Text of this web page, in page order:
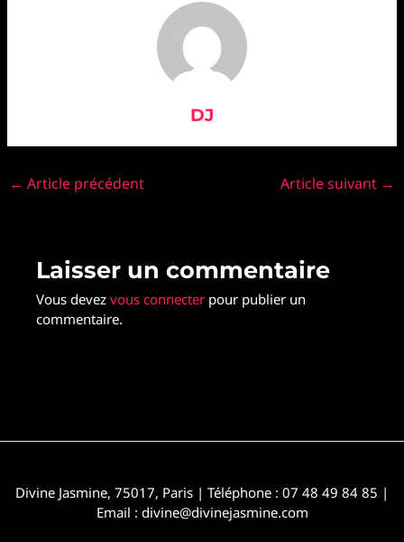
DJ
← Article précédent Article suivant →
Laisser un commentaire
Vous devezvous connecter pour publier un
commentaire.
Divine Jasmine, 75017, Paris | Téléphone : 07 48 49 84 85 |
Email : divine@divinejasmine.com